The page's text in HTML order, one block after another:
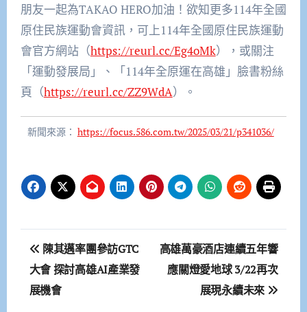
朋友一起為TAKAO HERO加油！欲知更多114年全國
原住民族運動會資訊，可上114年全國原住民族運動
會官方網站（https://reurl.cc/Eg4oMk），或關注
「運動發展局」、「114年全原運在高雄」臉書粉絲
頁（https://reurl.cc/ZZ9WdA）。
新聞來源： https://focus.586.com.tw/2025/03/21/p341036/
文
章
導
陳其邁率團參訪GTC
大會 探討高雄AI產業發
展機會
高雄萬豪酒店連續五年響
應關燈愛地球 3/22再次
展現永續未來